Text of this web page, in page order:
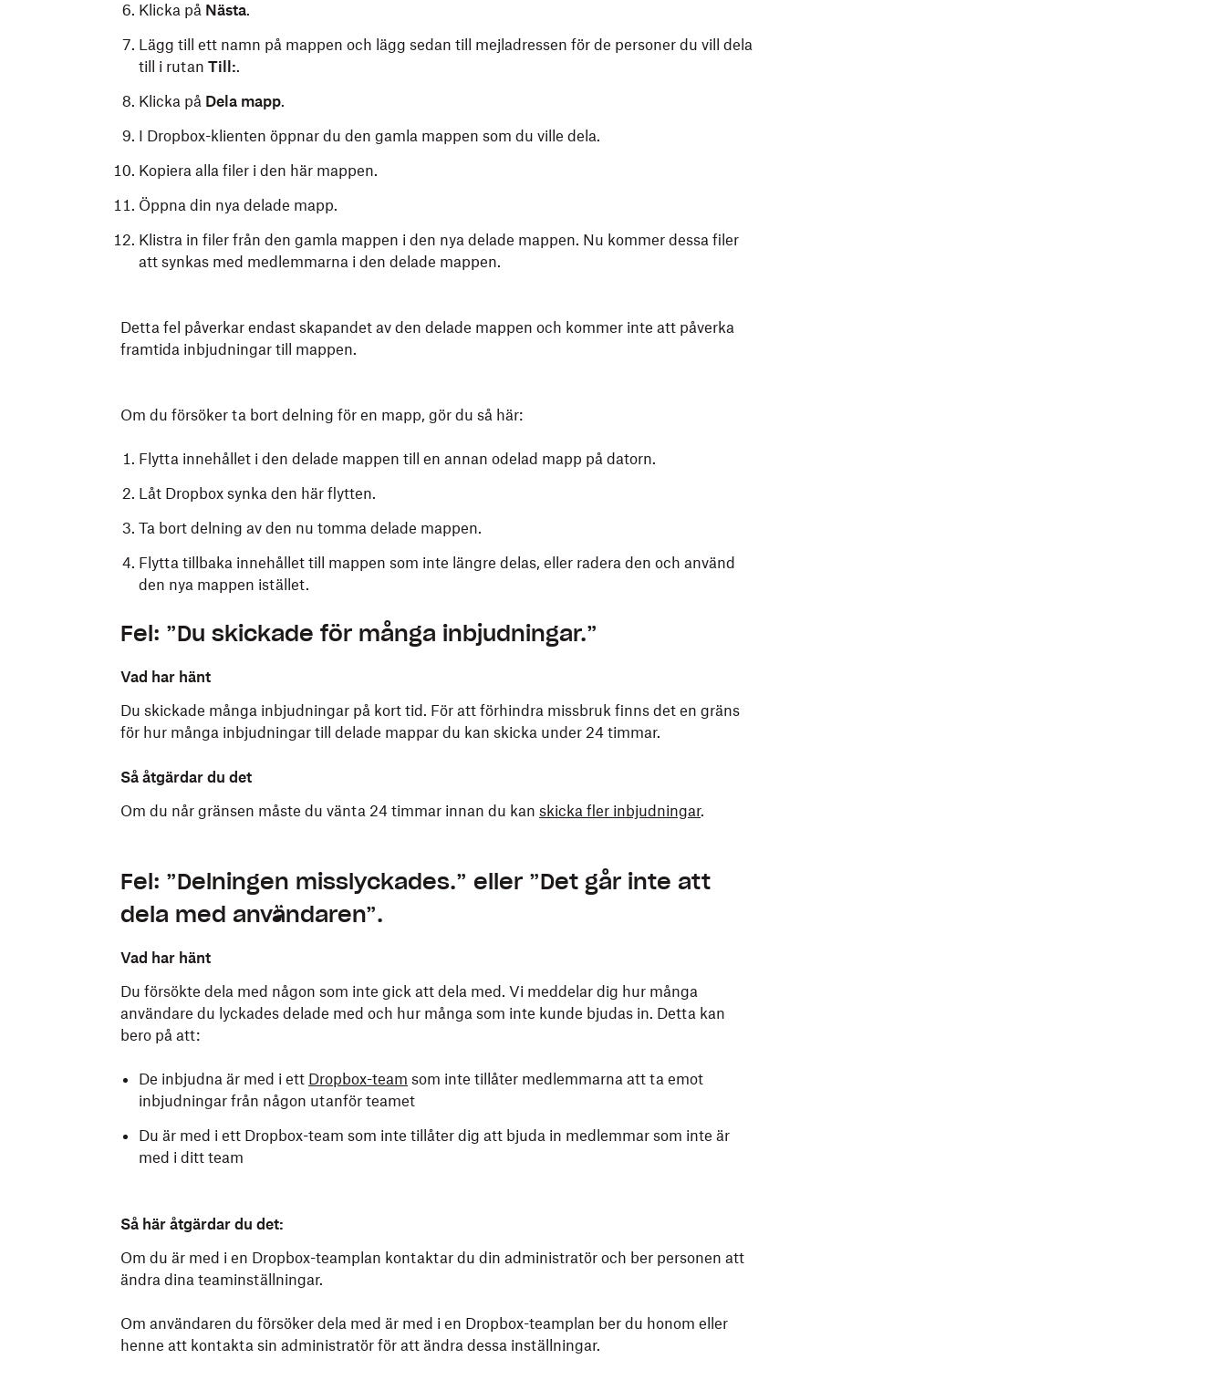
Klicka på Nästa.
Lägg till ett namn på mappen och lägg sedan till mejladressen för de personer du vill dela
till i rutan Till:.
Klicka på Dela mapp.
I Dropbox-klienten öppnar du den gamla mappen som du ville dela.
Kopiera alla filer i den här mappen.
Öppna din nya delade mapp.
Klistra in filer från den gamla mappen i den nya delade mappen. Nu kommer dessa filer
att synkas med medlemmarna i den delade mappen.
Detta fel påverkar endast skapandet av den delade mappen och kommer inte att påverka
framtida inbjudningar till mappen.
Om du försöker ta bort delning för en mapp, gör du så här:
Flytta innehållet i den delade mappen till en annan odelad mapp på datorn.
Låt Dropbox synka den här flytten.
Ta bort delning av den nu tomma delade mappen.
Flytta tillbaka innehållet till mappen som inte längre delas, eller radera den och använd
den nya mappen istället.
Fel: ”Du skickade för många inbjudningar.”
Vad har hänt
Du skickade många inbjudningar på kort tid. För att förhindra missbruk finns det en gräns
för hur många inbjudningar till delade mappar du kan skicka under 24 timmar.
Så åtgärdar du det
Om du når gränsen måste du vänta 24 timmar innan du kan skicka fler inbjudningar.
Fel: ”Delningen misslyckades.” eller ”Det går inte att
dela med användaren”.
Vad har hänt
Du försökte dela med någon som inte gick att dela med. Vi meddelar dig hur många
användare du lyckades delade med och hur många som inte kunde bjudas in. Detta kan
bero på att:
De inbjudna är med i ett Dropbox-team som inte tillåter medlemmarna att ta emot
inbjudningar från någon utanför teamet
Du är med i ett Dropbox-team som inte tillåter dig att bjuda in medlemmar som inte är
med i ditt team
Så här åtgärdar du det:
Om du är med i en Dropbox-teamplan kontaktar du din administratör och ber personen att
ändra dina teaminställningar.
Om användaren du försöker dela med är med i en Dropbox-teamplan ber du honom eller
henne att kontakta sin administratör för att ändra dessa inställningar.